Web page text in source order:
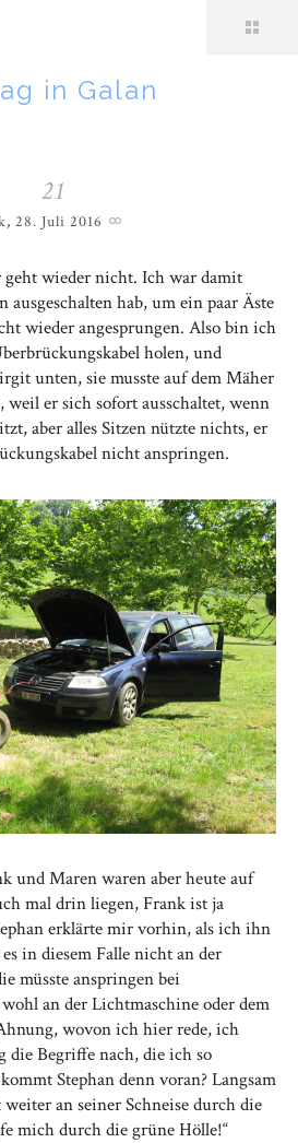
in Galan
21
, 28. Juli 2016
geht wieder nicht. Ich war damit
hab, um ein paar Äste
wieder angesprungen. Also bin ich
holen, und
unten, sie musste auf dem Mäher
weil er sich sofort ausschaltet, wenn
aber alles Sitzen nützte nichts, er
nicht anspringen.
und Maren waren aber heute auf
mal drin liegen, Frank ist ja
erklärte mir vorhin, als ich ihn
in diesem Falle nicht an der
müsste anspringen bei
an der Lichtmaschine oder dem
wovon ich hier rede, ich
die Begriffe nach, die ich so
Stephan denn voran? Langsam
an seiner Schneise durch die
mich durch die grüne Hölle!“